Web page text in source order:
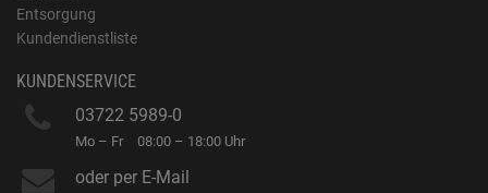
Entsorgung
Kundendienstliste
KUNDENSERVICE
03722 5989-0
Mo – Fr 08:00 – 18:00 Uhr
oder per E-Mail